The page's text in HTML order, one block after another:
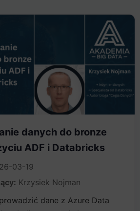
danych do bronze
ADF i Databricks
03-19
Krzysiek Nojman
dane z Azure Data